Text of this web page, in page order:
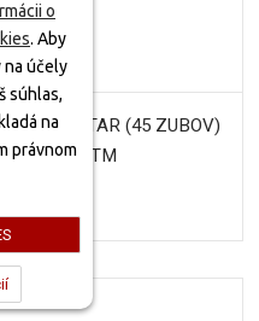
o
. Aby
na účely
súhlas,
na
právnom
45, SUNSTAR (45 ZUBOV)
KTM